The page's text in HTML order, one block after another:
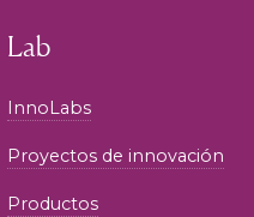
Lab
InnoLabs
Proyectos de innovación
Productos